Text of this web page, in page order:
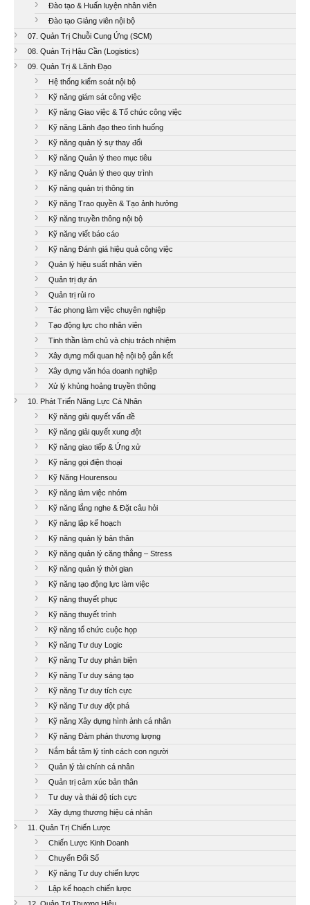
Đào tạo & Huấn luyện nhân viên
Đào tạo Giảng viên nội bộ
07. Quản Trị Chuỗi Cung Ứng (SCM)
08. Quản Trị Hậu Cần (Logistics)
09. Quản Trị & Lãnh Đạo
Hệ thống kiểm soát nội bộ
Kỹ năng giám sát công việc
Kỹ năng Giao việc & Tổ chức công việc
Kỹ năng Lãnh đạo theo tình huống
Kỹ năng quản lý sự thay đổi
Kỹ năng Quản lý theo mục tiêu
Kỹ năng Quản lý theo quy trình
Kỹ năng quản trị thông tin
Kỹ năng Trao quyền & Tạo ảnh hưởng
Kỹ năng truyền thông nội bộ
Kỹ năng viết báo cáo
Kỹ năng Đánh giá hiệu quả công việc
Quản lý hiệu suất nhân viên
Quản trị dự án
Quản trị rủi ro
Tác phong làm việc chuyên nghiệp
Tạo động lực cho nhân viên
Tinh thần làm chủ và chịu trách nhiệm
Xây dựng mối quan hệ nội bộ gắn kết
Xây dựng văn hóa doanh nghiệp
Xử lý khủng hoảng truyền thông
10. Phát Triển Năng Lực Cá Nhân
Kỹ năng giải quyết vấn đề
Kỹ năng giải quyết xung đột
Kỹ năng giao tiếp & Ứng xử
Kỹ năng gọi điện thoại
Kỹ Năng Hourensou
Kỹ năng làm việc nhóm
Kỹ năng lắng nghe & Đặt câu hỏi
Kỹ năng lập kế hoạch
Kỹ năng quản lý bản thân
Kỹ năng quản lý căng thẳng – Stress
Kỹ năng quản lý thời gian
Kỹ năng tạo động lực làm việc
Kỹ năng thuyết phục
Kỹ năng thuyết trình
Kỹ năng tổ chức cuộc họp
Kỹ năng Tư duy Logic
Kỹ năng Tư duy phản biện
Kỹ năng Tư duy sáng tạo
Kỹ năng Tư duy tích cực
Kỹ năng Tư duy đột phá
Kỹ năng Xây dựng hình ảnh cá nhân
Kỹ năng Đàm phán thương lượng
Nắm bắt tâm lý tính cách con người
Quản lý tài chính cá nhân
Quản trị cảm xúc bản thân
Tư duy và thái độ tích cực
Xây dựng thương hiệu cá nhân
11. Quản Trị Chiến Lược
Chiến Lược Kinh Doanh
Chuyển Đổi Số
Kỹ năng Tư duy chiến lược
Lập kế hoạch chiến lược